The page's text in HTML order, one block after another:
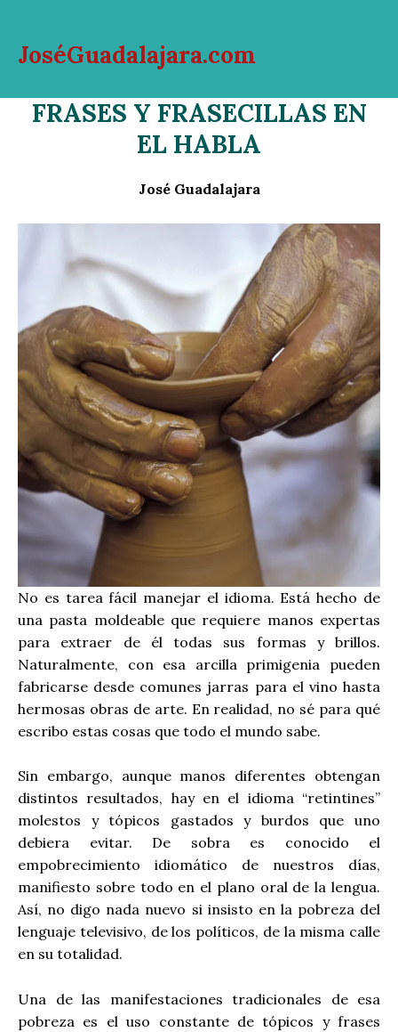
contenido
JoséGuadalajara.com
FRASES Y FRASECILLAS EN
EL HABLA
José Guadalajara
No es tarea fácil manejar el idioma. Está hecho de
una pasta moldeable que requiere manos expertas
para extraer de él todas sus formas y brillos.
Naturalmente, con esa arcilla primigenia pueden
fabricarse desde comunes jarras para el vino hasta
hermosas obras de arte. En realidad, no sé para qué
escribo estas cosas que todo el mundo sabe.
Sin embargo, aunque manos diferentes obtengan
distintos resultados, hay en el idioma “retintines”
molestos y tópicos gastados y burdos que uno
debiera evitar. De sobra es conocido el
empobrecimiento idiomático de nuestros días,
manifiesto sobre todo en el plano oral de la lengua.
Así, no digo nada nuevo si insisto en la pobreza del
lenguaje televisivo, de los políticos, de la misma calle
en su totalidad.
Una de las manifestaciones tradicionales de esa
pobreza es el uso constante de tópicos y frases